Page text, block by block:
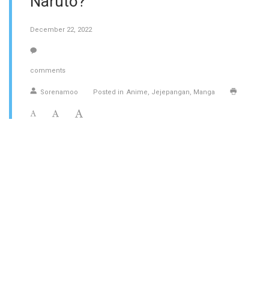
December 22, 2022
comments
Sorenamoo Posted in Anime Jejepangan Manga